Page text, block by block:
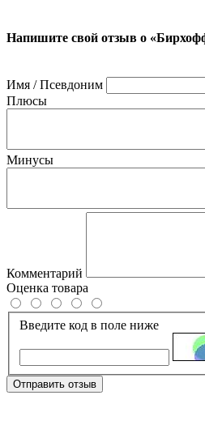
Напишите свой отзыв о
Имя / Псевдоним
Плюсы
Минусы
Комментарий
Оценка товара
Введите код в поле ниже
Отправить отзыв